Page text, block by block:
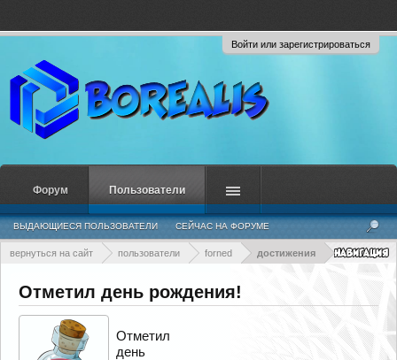
Войти или зарегистрироваться
вернуться на сайт пользователи forned достижения
Отметил день рождения!
Отметил
день
Форум Пользователи
ВЫДАЮЩИЕСЯ ПОЛЬЗОВАТЕЛИ СЕЙЧАС НА ФОРУМЕ
НЕДАВНЯЯ АКТИВНОСТЬ НОВЫЕ СООБЩЕНИЯ ПРОФИЛЯ